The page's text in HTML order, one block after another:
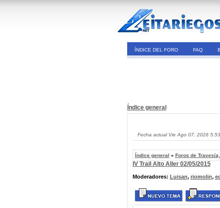
ÍNDICE DEL FORO FAQ
Índice general
Fecha actual Vie Ago 07, 2026
Índice general » Foros de
IV Trail Alto Aller 02/05/2015
Moderadores: Luisan, riomolin,